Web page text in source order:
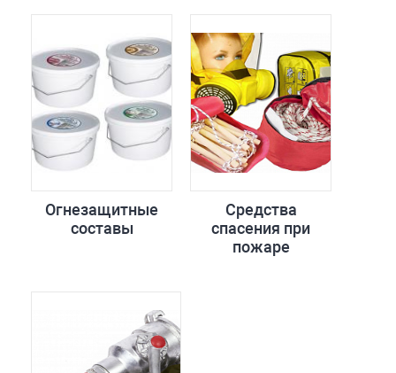
Огнезащитные
составы
Средства
спасения при
пожаре